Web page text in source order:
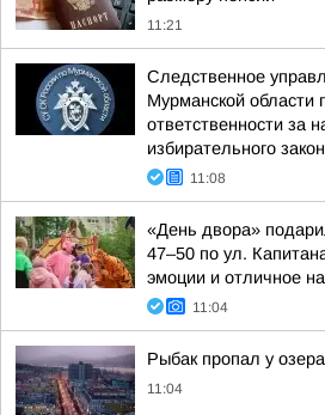
11:21
Следственное
Мурманской области
ответственности за
избирательного
11:08
«День двора»
47–50 по ул.
эмоции и отличное
11:04
Рыбак пропал у
11:04